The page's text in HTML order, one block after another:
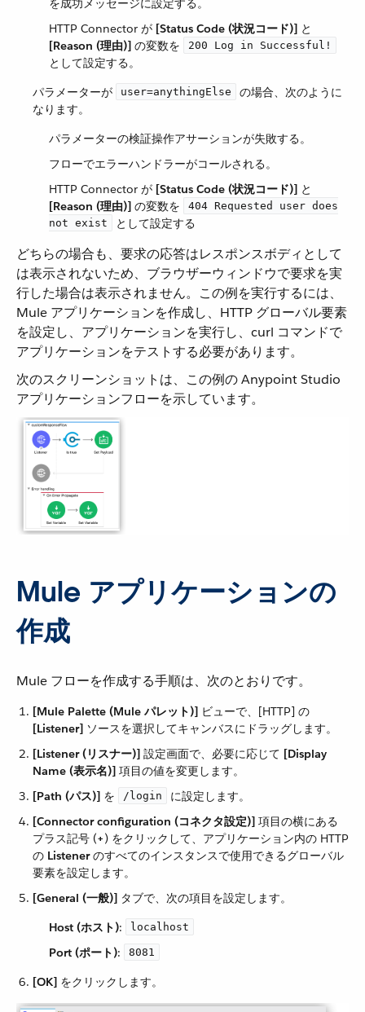
を成功メッセージに設定する。
HTTP Connector が ​ [Status Code (状況コード)] ​ と ​
[Reason (理由)] ​ の変数を ​ 200 Log in Successful!
として設定する。
パラメーターが ​
user=anythingElse
​ の場合、次のように
なります。
パラメーターの検証操作アサーションが失敗する。
フローでエラーハンドラーがコールされる。
HTTP Connector が ​ [Status Code (状況コード)] ​ と ​
[Reason (理由)] ​ の変数を ​
404 Requested user does
not exist
​ として設定する
どちらの場合も、要求の応答はレスポンスボディとして
は表示されないため、ブラウザーウィンドウで要求を実
行した場合は表示されません。この例を実行するには、
Mule アプリケーションを作成し、HTTP グローバル要素
を設定し、アプリケーションを実行し、curl コマンドで
アプリケーションをテストする必要があります。
次のスクリーンショットは、この例の Anypoint Studio
アプリケーションフローを示しています。
Mule アプリケーションの
作成
Mule フローを作成する手順は、次のとおりです。
[Mule Palette (Mule パレット)] ​ ビューで、[HTTP] の ​
[Listener] ​ ソースを選択してキャンバスにドラッグします。
[Listener (リスナー)] ​ 設定画面で、必要に応じて ​ [Display
Name (表示名)] ​ 項目の値を変更します。
[Path (パス)] ​ を ​ /login
​ に設定します。
[Connector configuration (コネクタ設定)] ​ 項目の横にある
プラス記号 (​+​) をクリックして、アプリケーション内の HTTP
の ​ Listener​ のすべてのインスタンスで使用できるグローバル
要素を設定します。
[General (一般)] ​ タブで、次の項目を設定します。
Host (ホスト)​: localhost
Port (ポート)​: 8081
[OK] ​ をクリックします。